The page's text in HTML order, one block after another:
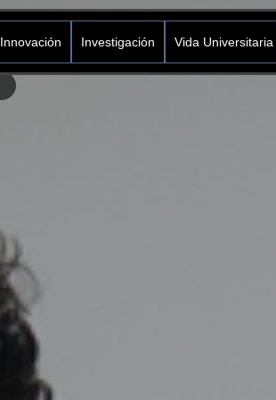
Innovación Investigación Vida Universitaria